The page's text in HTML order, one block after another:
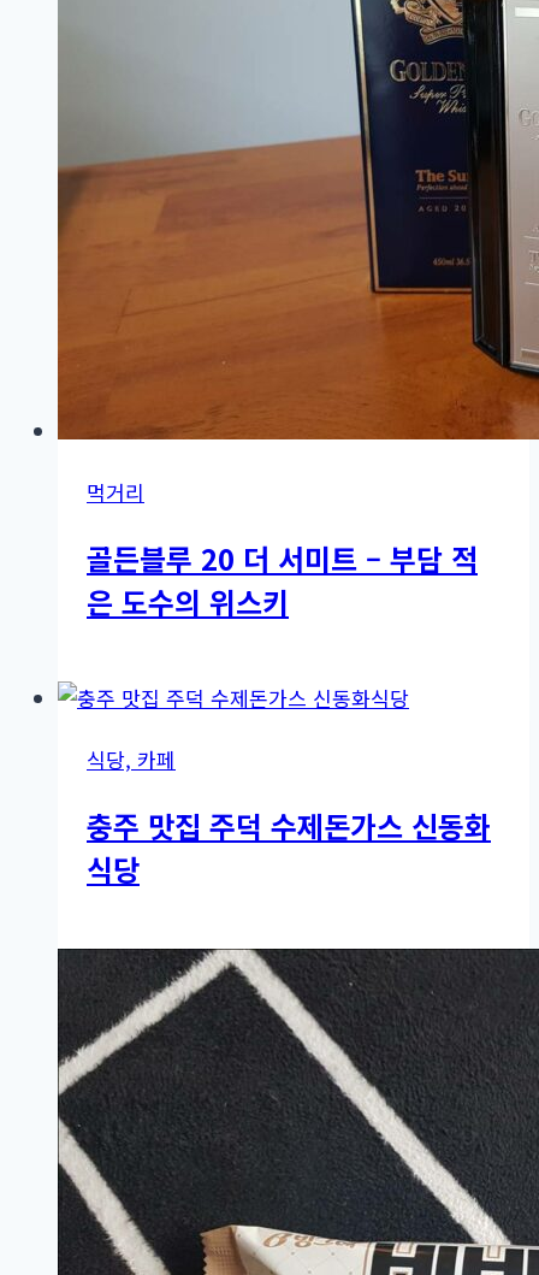
먹거리
골든블루 20 더 서미트 – 부담 적
은 도수의 위스키
식당, 카페
충주 맛집 주덕 수제돈가스 신동화
식당